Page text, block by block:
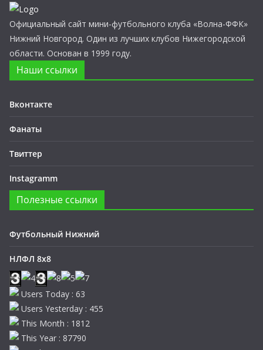
Официальный сайт мини-футбольного клуба «Волна-ФФК»
Нижний Новгород. Один из лучших клубов Нижегородской
области. Основан в 1999 году.
Наши ссылки
Вконтакте
Фанаты
Твиттер
Instagramm
Полезные ссылки
Футбольный Нижний
НЛФЛ 8х8
Users Today : 63
Users Yesterday : 455
This Month : 1812
This Year : 87790